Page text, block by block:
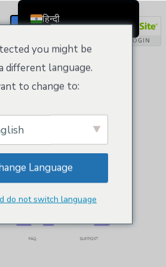
सेवाएं!
करें
आपको सही रास्ते पर
समझने के लिए। और अगर यह आपकी
करता है, तो बेझिझक हमें 24/7 कॉल
you might be
different language.
to change to:
Language
do not switch language
हिन्दी
Čeština
Ελληνικά
Français
Suomi
Bahasa Indonesia